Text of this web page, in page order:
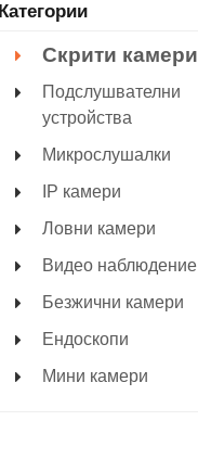
Категории
Скрити камери
Подслушвателни
устройства
Микрослушалки
IP камери
Ловни камери
Видео наблюдение
Безжични камери
Ендоскопи
Мини камери